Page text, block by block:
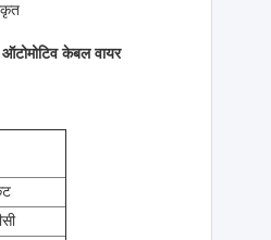
केबल वायर